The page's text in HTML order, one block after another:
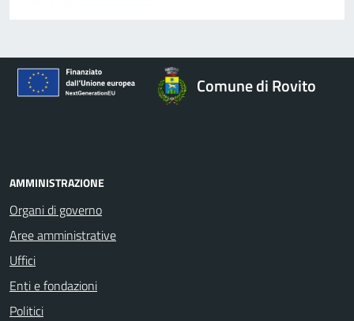
Comune di Rovito
AMMINISTRAZIONE
Organi di governo
Aree amministrative
Uffici
Enti e fondazioni
Politici